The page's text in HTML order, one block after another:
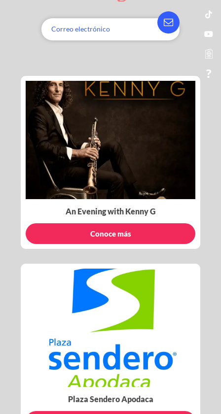
An Evening with Kenny G
Conoce más
Plaza Sendero Apodaca